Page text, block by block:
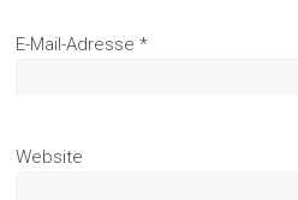
E-Mail-Adresse*
Website